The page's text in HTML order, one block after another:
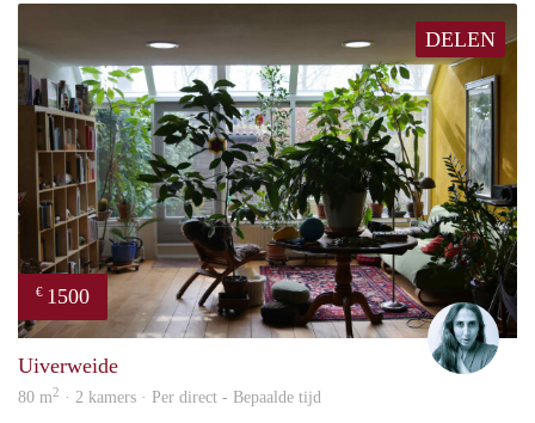
DELEN
€ 1500
Uiverweide
80 m2 · 2 kamers · Per direct - Bepaalde tijd